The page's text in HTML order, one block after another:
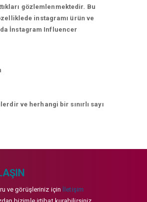
gözlemlenmektedir. Bu
instagramı ürün ve
İnstagram Influencer
ve herhangi bir sınırlı sayı
ve görüşleriniz için İletişim